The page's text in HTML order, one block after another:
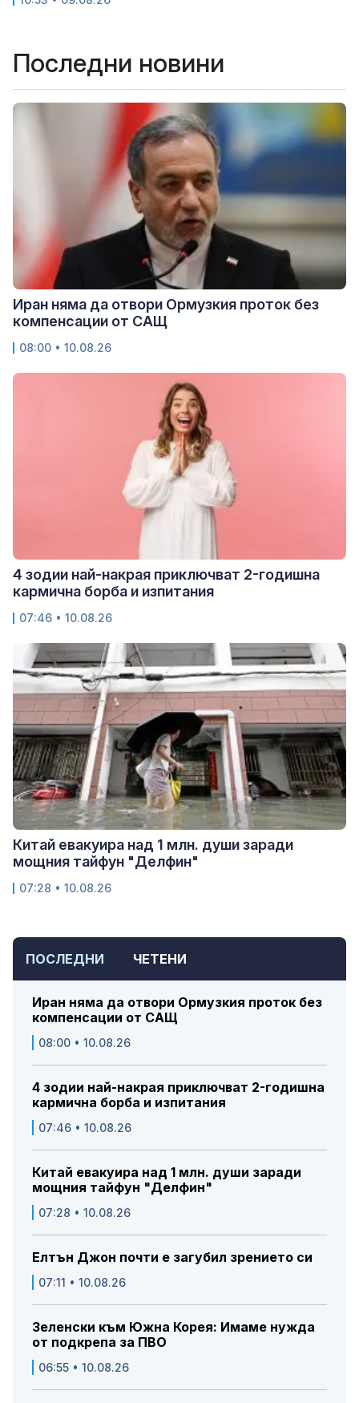
ПОСЛЕДНИ ЧЕТЕНИ
Иран няма да отвори Ормузкия проток без
компенсации от САЩ
08:00 • 10.08.26
4 зодии най-накрая приключват 2-годишна
кармична борба и изпитания
07:46 • 10.08.26
Китай евакуира над 1 млн. души заради
мощния тайфун "Делфин"
07:28 • 10.08.26
Елтън Джон почти е загубил зрението си
07:11 • 10.08.26
Зеленски към Южна Корея: Имаме нужда
от подкрепа за ПВО
06:55 • 10.08.26
Последни новини
Иран няма да отвори Ормузкия проток без
компенсации от САЩ
08:00 • 10.08.26
4 зодии най-накрая приключват 2-годишна
кармична борба и изпитания
07:46 • 10.08.26
Китай евакуира над 1 млн. души заради
мощния тайфун "Делфин"
07:28 • 10.08.26